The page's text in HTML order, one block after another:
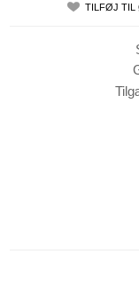
TILFØJ TIL